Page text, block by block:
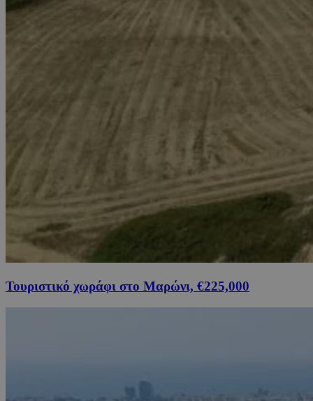
Τουριστικό χωράφι στο Μαρώνι, €225,000